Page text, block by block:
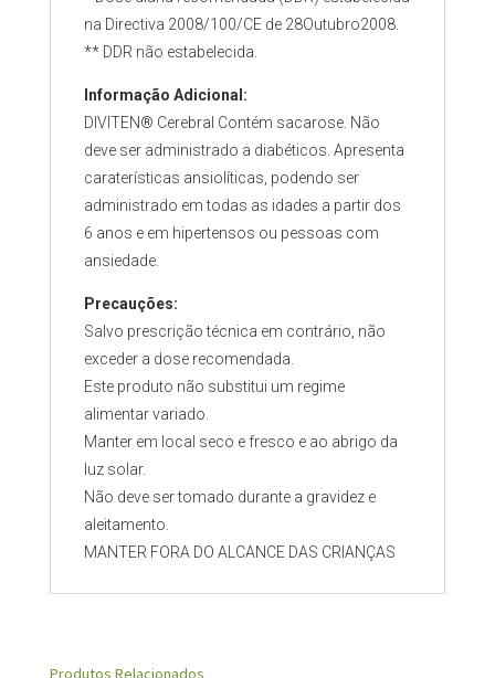
na Directiva 2008/100/CE de 28Outubro2008.
** DDR não estabelecida.
Informação Adicional:
DIVITEN® Cerebral Contém sacarose. Não
deve ser administrado a diabéticos. Apresenta
caraterísticas ansiolíticas, podendo ser
administrado em todas as idades a partir dos
6 anos e em hipertensos ou pessoas com
ansiedade.
Precauções:
Salvo prescrição técnica em contrário, não
exceder a dose recomendada.
Este produto não substitui um regime
alimentar variado.
Manter em local seco e fresco e ao abrigo da
luz solar.
Não deve ser tomado durante a gravidez e
aleitamento.
MANTER FORA DO ALCANCE DAS CRIANÇAS
Produtos Relacionados